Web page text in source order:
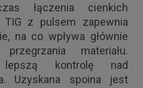
łączenia cienkich
TIG z pulsem zapewnia
na co wpływa głównie
materiału.
kontrolę nad
Uzyskana spoina jest